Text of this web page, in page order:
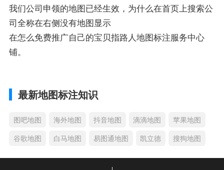
我们公司申领的地图已经生效，为什么在首页上搜索公
司全称在右侧没有地图显示
在怎么免费推广自己的宝贝指路人地图标注服务中心
铺。
最新地图标注知识
图吧地图 海外地图 抖音地图 滴滴地图
苹果地图
谷歌地图
白马地图 易图通地图 凯立德 搜狗地图